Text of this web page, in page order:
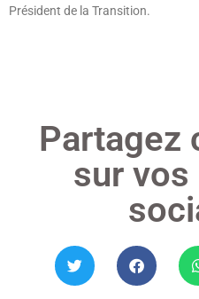
Président de la Transition.
Partagez
sur vos